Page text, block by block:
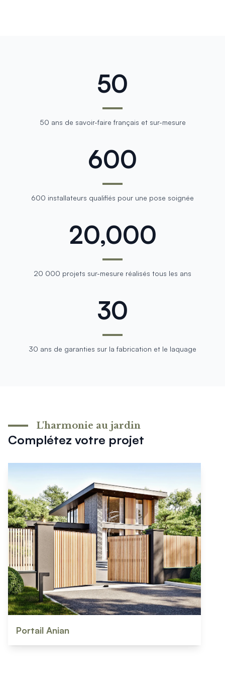
50
50 ans de savoir-faire français et sur-mesure
600
600 installateurs qualifiés pour une pose soignée
20,000
20 000 projets sur-mesure réalisés tous les ans
30
30 ans de garanties sur la fabrication et le laquage
Complétez votre projet
L'harmonie au jardin
Portail Anian